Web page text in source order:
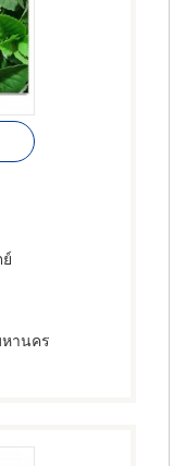
หานคร